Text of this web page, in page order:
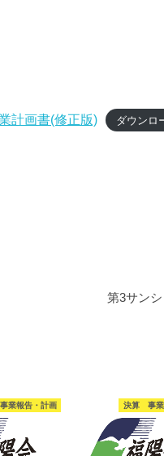
計画書(修正版) ダウンロ
第3サン
業報告・計画 決算 事業